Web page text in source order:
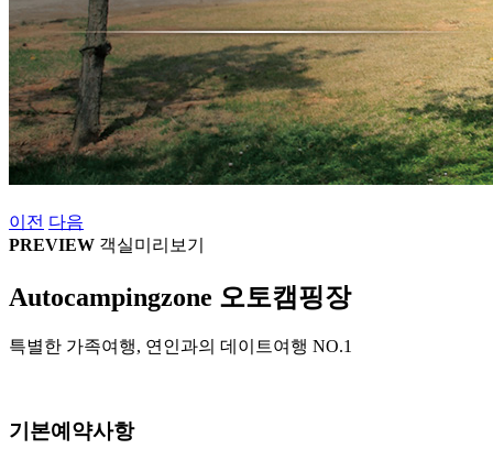
이전 다음
PREVIEW 객실미리보기
Autocampingzone 오토캠핑장
특별한 가족여행, 연인과의 데이트여행 NO.1
기본예약사항